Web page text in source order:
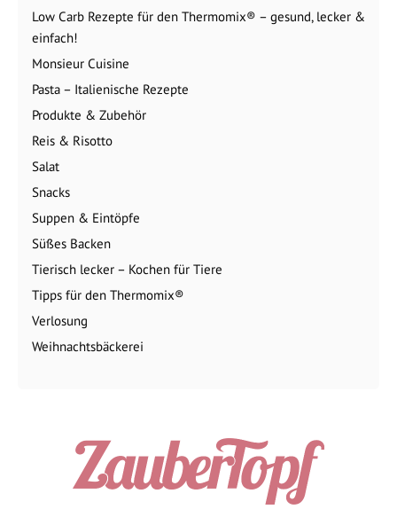
Low Carb Rezepte für den Thermomix® – gesund, lecker &
einfach!
Monsieur Cuisine
Pasta – Italienische Rezepte
Produkte & Zubehör
Reis & Risotto
Salat
Snacks
Suppen & Eintöpfe
Süßes Backen
Tierisch lecker – Kochen für Tiere
Tipps für den Thermomix®
Verlosung
Weihnachtsbäckerei